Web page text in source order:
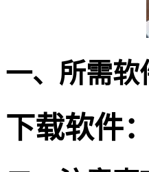
一、所需软
下载软件：